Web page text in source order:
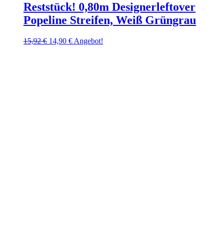
Reststück! 0,80m Designerleftover
Popeline Streifen, Weiß Grüngrau
15,92€ Ursprünglicher
14,90 €Aktueller
Angebot!